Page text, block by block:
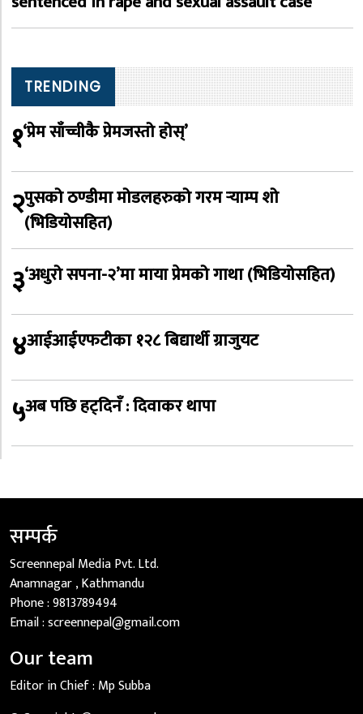
TRENDING
१‘प्रेम साँच्चीकै प्रेमजस्तो होस्’
२पुसको ठण्डीमा मोडलहरुको गरम र्‍याम्प शो
(भिडियोसहित)
३‘अधुरो सपना-२’मा माया प्रेमको गाथा (भिडियोसहित)
४आईआईएफटीका १२८ बिद्यार्थी ग्राजुयट
५अब पछि हट्दिनँ : दिवाकर थापा
सम्पर्क
Screennepal Media Pvt. Ltd.
Anamnagar , Kathmandu
Phone :9813789494
Email :screennepal@gmail.com
Our team
Editor in Chief : Mp Subba